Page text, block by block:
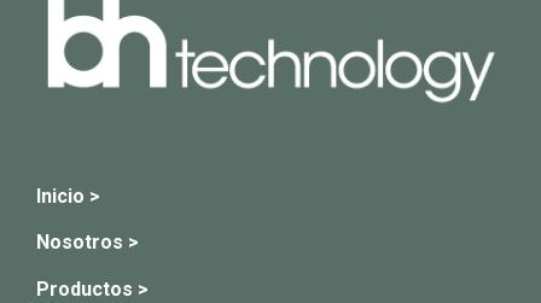
Inicio >
Nosotros >
Productos >